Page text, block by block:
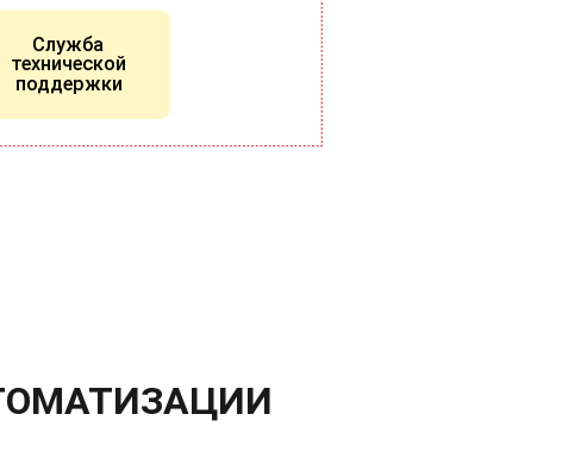
Служба
технической
поддержки